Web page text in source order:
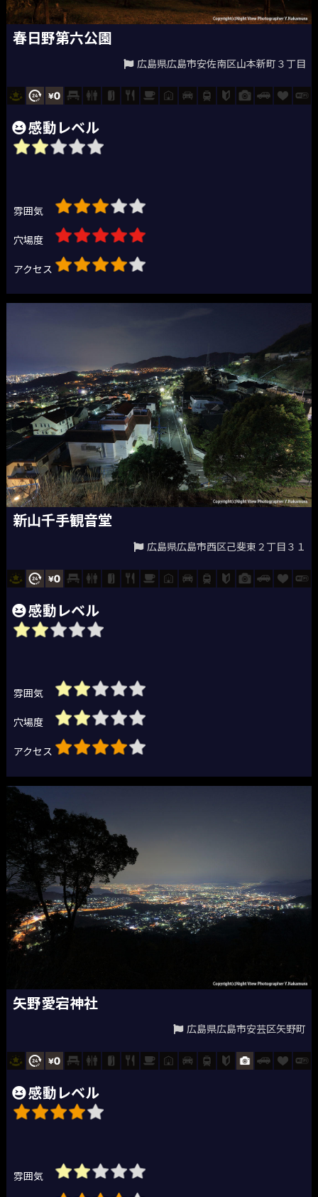
春日野第六公園
広島県広島市安佐南区山本新町３丁目
感動レベル
雰囲気
穴場度
アクセス
新山千手観音堂
広島県広島市西区己斐東２丁目３１
感動レベル
雰囲気
穴場度
アクセス
矢野愛宕神社
広島県広島市安芸区矢野町
感動レベル
雰囲気